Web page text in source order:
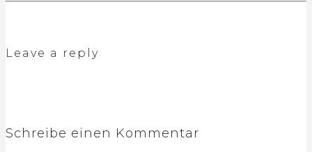
Leave a reply
Schreibe einen Kommentar